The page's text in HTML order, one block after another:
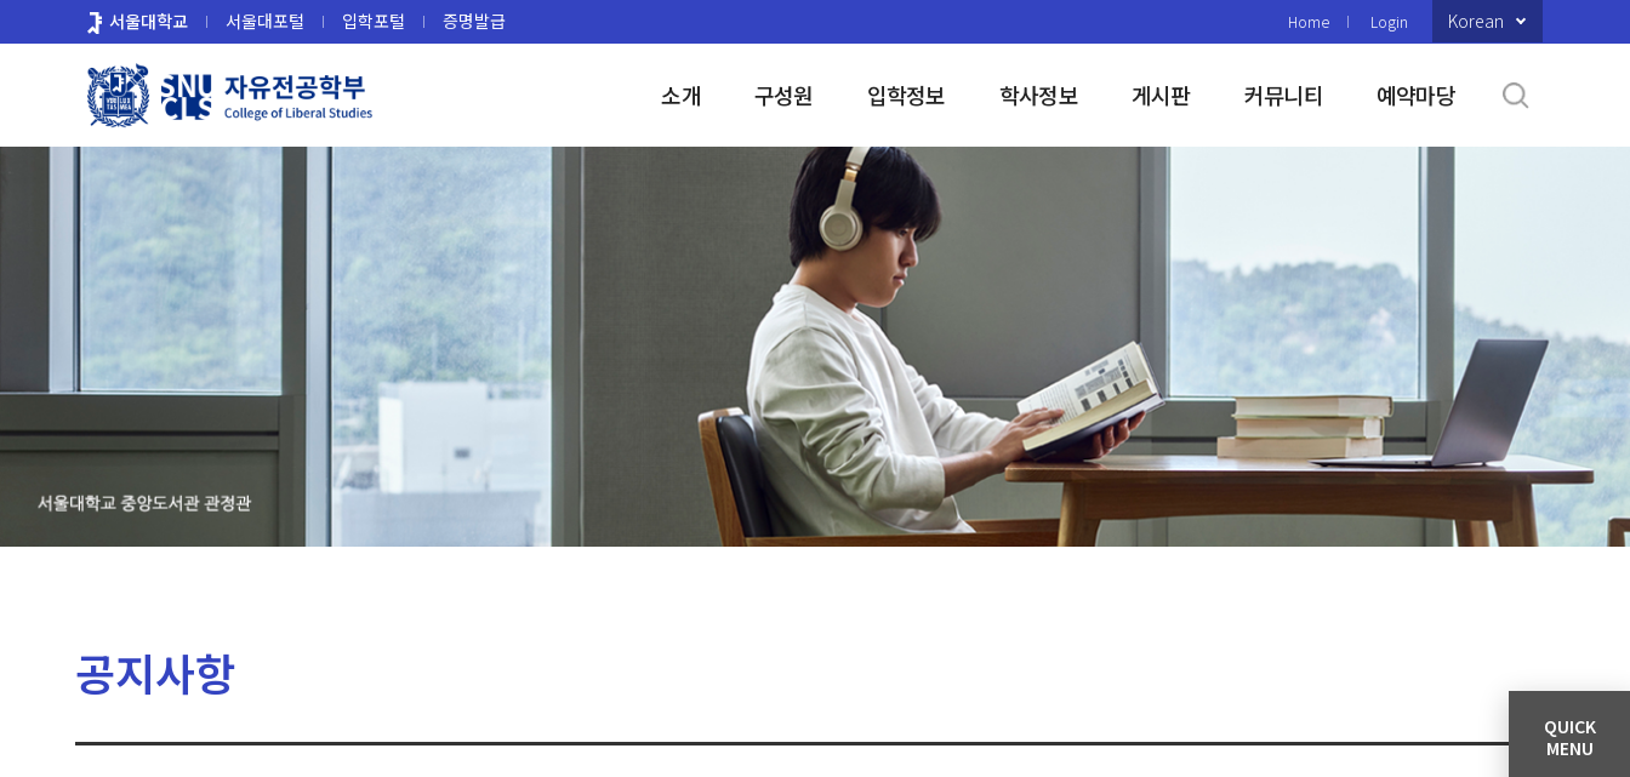
로
서울대학교 서울대포털 입학포털 증명발급 Home Login Korean
소개 구성원 입학정보 학사정보 게시판 커뮤니티 예약마당
공지사항
QUICK
MENU